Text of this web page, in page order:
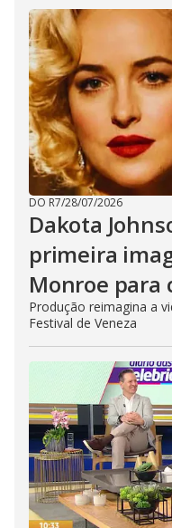
DO R7/28/07/2026
Dakota
primeira
Monroe
Produção reimagina a
Festival de Veneza